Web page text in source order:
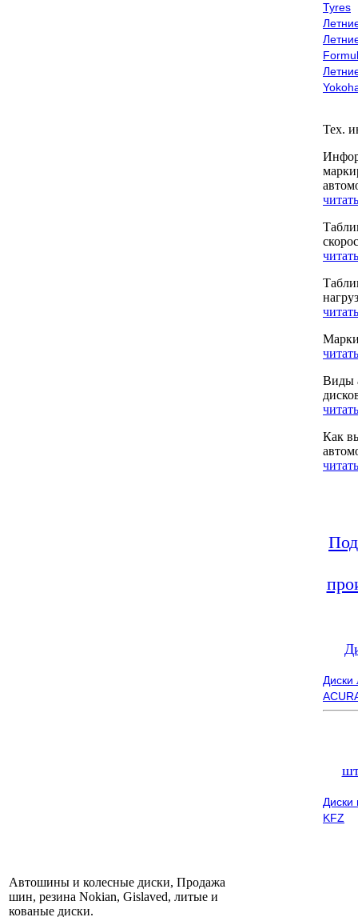
Tyres
Тех.
Виды
Как
Диски
KFZ
Автошины и колесные диски, Продажа
шин, резина Nokian, Gislaved, литые и
кованые диски.